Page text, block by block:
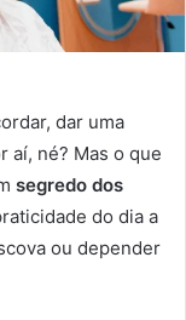
dar uma
aí, né? Mas o que
segredo dos
do dia a
ou depender